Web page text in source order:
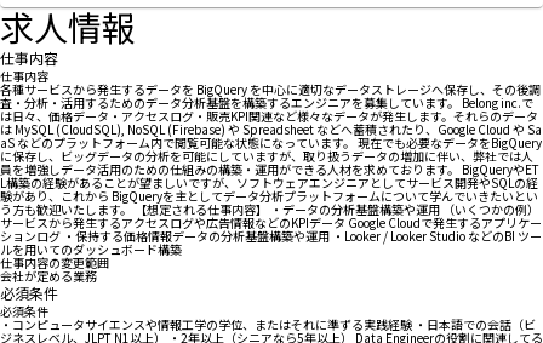
求人情報
仕事内容
仕事内容
各種サービスから発生するデータを BigQuery を中心に適切なデータストレージへ保存し、その後調
査・分析・活用するためのデータ分析基盤を構築するエンジニアを募集しています。 Belong inc.で
は日々、価格データ・アクセスログ・販売KPI関連など様々なデータが発生します。それらのデータ
は MySQL (CloudSQL), NoSQL (Firebase) や Spreadsheet などへ蓄積されたり、Google Cloud や Sa
aS などのプラットフォーム内で閲覧可能な状態になっています。 現在でも必要なデータをBigQuery
に保存し、ビッグデータの分析を可能にしていますが、取り扱うデータの増加に伴い、弊社では人
員を増強しデータ活用のための仕組みの構築・運用ができる人材を求めております。 BigQueryやET
L構築の経験があることが望ましいですが、ソフトウェアエンジニアとしてサービス開発やSQLの経
験があり、これから BigQueryを主としてデータ分析プラットフォームについて学んでいきたいとい
う方も歓迎いたします。 【想定される仕事内容】 ・データの分析基盤構築や運用 （いくつかの例）
サービスから発生するアクセスログや広告情報などのKPIデータ Google Cloudで発生するアプリケー
ションログ ・保持する価格情報データの分析基盤構築や運用 ・Looker / Looker Studio などのBI ツー
ルを用いてのダッシュボード構築
仕事内容の変更範囲
会社が定める業務
必須条件
必須条件
・コンピュータサイエンスや情報工学の学位、またはそれに準ずる実践経験 ・日本語での会話（ビ
ジネスレベル、JLPT N1以上） ・2年以上（シニアなら5年以上） Data Engineerの役割に関連してる